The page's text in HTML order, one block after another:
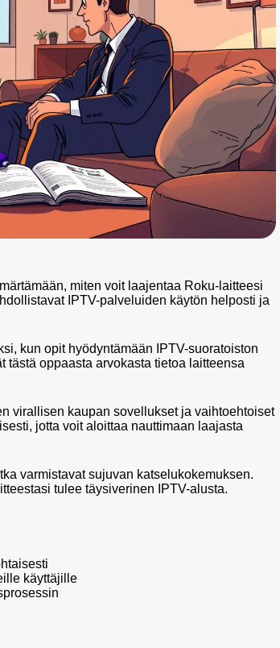
miten voit laajentaa Roku-laitteesi
IPTV-palveluiden käytön helposti ja
kun opit hyödyntämään IPTV-suoratoiston
tästä oppaasta arvokasta tietoa laitteensa
virallisen kaupan sovellukset ja vaihtoehtoiset
jotta voit aloittaa nauttimaan laajasta
varmistavat sujuvan katselukokemuksen.
tulee täysiverinen IPTV-alusta.
käyttäjille